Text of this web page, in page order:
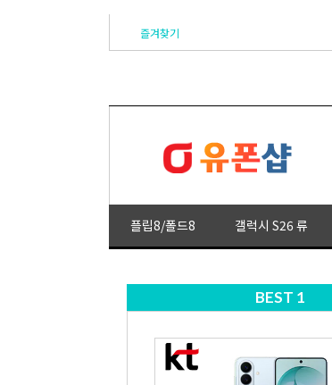
즐겨찾기
플립8/폴드8 갤럭시 S26 류
BEST 1